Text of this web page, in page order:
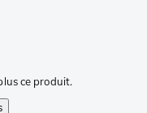
ce produit.